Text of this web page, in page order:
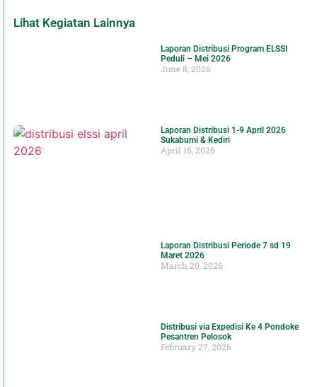
Lihat Kegiatan Lainnya
Laporan Distribusi Program ELSSI
Peduli – Mei 2026
June 8, 2026
Laporan Distribusi 1-9 April 2026
Sukabumi & Kediri
April 16, 2026
Laporan Distribusi Periode 7 sd 19
Maret 2026
March 20, 2026
Distribusi via Expedisi Ke 4 Pondoke
Pesantren Pelosok
February 27, 2026